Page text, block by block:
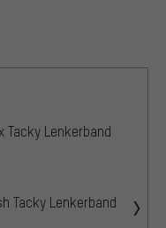
Tacky Lenkerband
Tacky Lenkerband